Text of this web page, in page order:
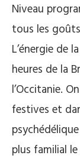
Niveau
tous les
L’énergie de
heures de la
l’Occitanie.
festives et
plus familial